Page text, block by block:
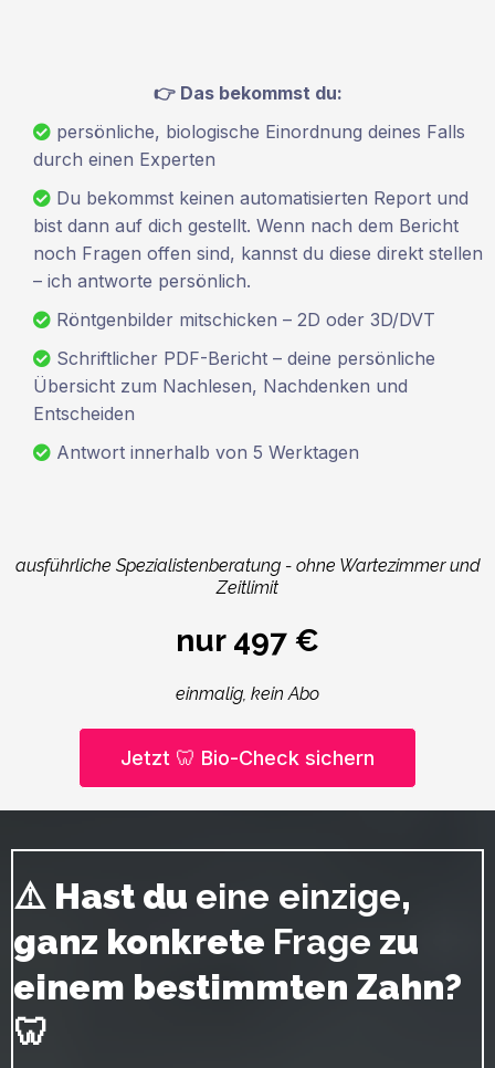
👉 Das bekommst du:
persönliche, biologische Einordnung deines Falls
durch einen Experten
Du bekommst keinen automatisierten Report und
bist dann auf dich gestellt. Wenn nach dem Bericht
noch Fragen offen sind, kannst du diese direkt stellen
– ich antworte persönlich.
Röntgenbilder mitschicken – 2D oder 3D/DVT
Schriftlicher PDF-Bericht – deine persönliche
Übersicht zum Nachlesen, Nachdenken und
Entscheiden
Antwort innerhalb von 5 Werktagen
ausführliche Spezialistenberatung - ohne Wartezimmer und
Zeitlimit
nur 497 €
einmalig, kein Abo
Jetzt 🦷 Bio-Check sichern
⚠️ Hast du eine einzige,
ganz konkrete Frage zu
einem bestimmten Zahn?
🦷